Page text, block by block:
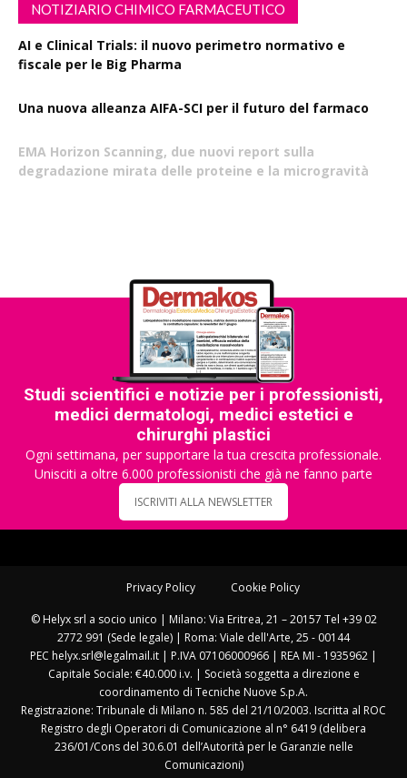
NOTIZIARIO CHIMICO FARMACEUTICO
AI e Clinical Trials: il nuovo perimetro normativo e
fiscale per le Big Pharma
Una nuova alleanza AIFA-SCI per il futuro del farmaco
EMA Horizon Scanning, due nuovi report sulla
degradazione mirata delle proteine e la microgravità
Studi scientifici e notizie per i professionisti,
medici dermatologi, medici estetici e
chirurghi plastici
Ogni settimana, per supportare la tua crescita professionale.
Unisciti a oltre 6.000 professionisti che già ne fanno parte
ISCRIVITI ALLA NEWSLETTER
Privacy Policy Cookie Policy
© Helyx srl a socio unico | Milano: Via Eritrea, 21 – 20157 Tel +39 02
2772 991 (Sede legale) | Roma: Viale dell'Arte, 25 - 00144
PEC helyx.srl@legalmail.it | P.IVA 07106000966 | REA MI - 1935962 |
Capitale Sociale: €40.000 i.v. | Società soggetta a direzione e
coordinamento di Tecniche Nuove S.p.A.
Registrazione: Tribunale di Milano n. 585 del 21/10/2003. Iscritta al ROC
Registro degli Operatori di Comunicazione al n° 6419 (delibera
236/01/Cons del 30.6.01 dell’Autorità per le Garanzie nelle
Comunicazioni)